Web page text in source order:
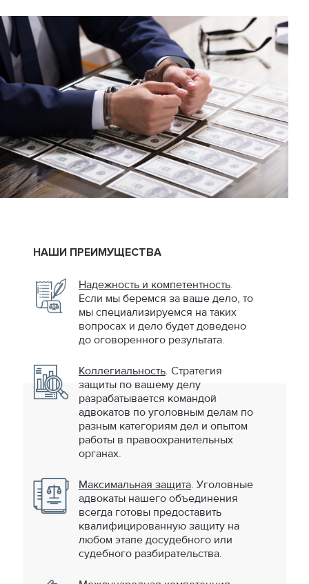
НАШИ ПРЕИМУЩЕСТВА
Надежность и компетентность.
Если мы беремся за ваше дело, то
мы специализируемся на таких
вопросах и дело будет доведено
до оговоренного результата.
Коллегиальность. Стратегия
защиты по вашему делу
разрабатывается командой
адвокатов по уголовным делам по
разным категориям дел и опытом
работы в правоохранительных
органах.
Максимальная защита. Уголовные
адвокаты нашего объединения
всегда готовы предоставить
квалифицированную защиту на
любом этапе досудебного или
судебного разбирательства.